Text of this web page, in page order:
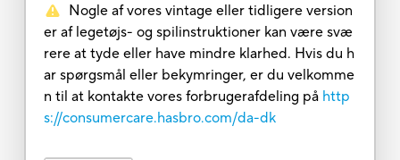
Nogle af vores vintage eller tidligere version
er af legetøjs- og spilinstruktioner kan være svæ
rere at tyde eller have mindre klarhed. Hvis du h
ar spørgsmål eller bekymringer, er du velkomme
n til at kontakte vores forbrugerafdeling på http
s://consumercare.hasbro.com/da-dk